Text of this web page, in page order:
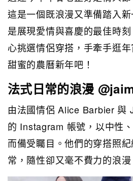
這是一個既浪漫又準備踏入
是展現愛情與喜慶的最佳時
心挑選情侶穿搭，手牽手逛
甜蜜的農曆新年吧！
法式日常的浪漫
由法國情侶 Alice Barbier 與
的 Instagram 帳號，以中性
而備受矚目。他們的穿搭照
常，隨性卻又毫不費力的浪漫